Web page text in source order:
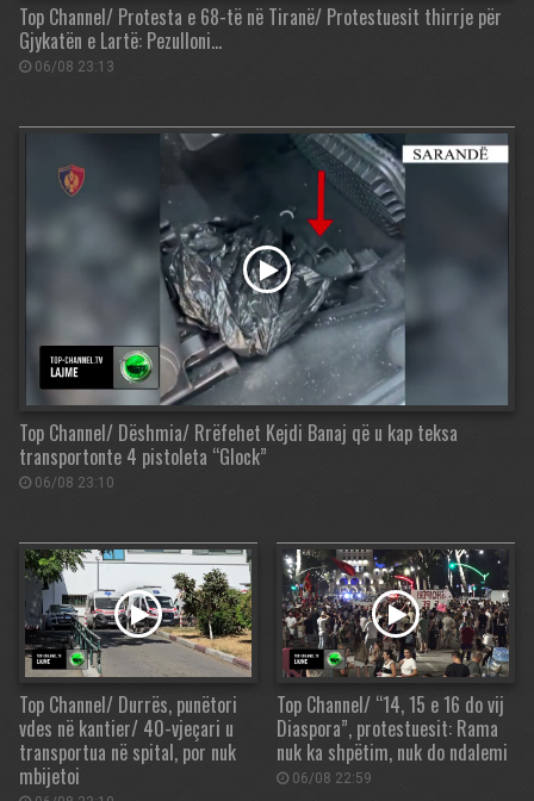
Top Channel/ Protesta e 68-të në Tiranë/ Protestuesit thirrje për
Gjykatën e Lartë: Pezulloni…
06/08 23:13
Top Channel/ Dëshmia/ Rrëfehet Kejdi Banaj që u kap teksa
transportonte 4 pistoleta “Glock”
06/08 23:10
Top Channel/ Durrës, punëtori
vdes në kantier/ 40-vjeçari u
transportua në spital, por nuk
mbijetoi
Top Channel/ “14, 15 e 16 do vij
Diaspora”, protestuesit: Rama
nuk ka shpëtim, nuk do ndalemi
06/08 22:59